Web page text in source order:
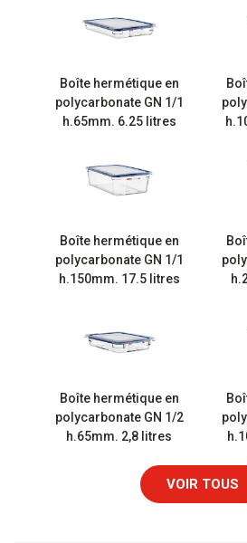
Boîte hermétique en
polycarbonate GN 1/1
h.65mm. 6.25 litres
Boîte hermétique en
polycarbonate GN 1/1
h.150mm. 17.5 litres
Boîte hermétique en
polycarbonate GN 1/2
h.65mm. 2,8 litres
VOIR TOUS